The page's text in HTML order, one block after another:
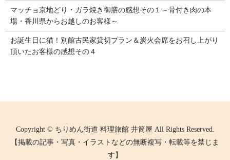
マッチョ京地どり・ガラ焼き御膳の感想その１～骨付き肉の本
場・香川県からお越しのお客様～
お誕生日に猫！別館古民家貸切プラン＆炭火会席をお召し上がり
頂いたお客様の感想その４
Copyright © ちりめん街道 料理旅館 井筒屋 All Rights Reserved.
【掲載の記事・写真・イラストなどの無断複写・転載等を禁じま
す】